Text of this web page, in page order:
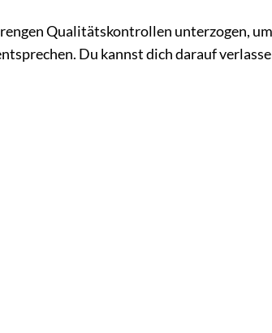
Qualitätskontrollen unterzogen,
Du kannst dich darauf